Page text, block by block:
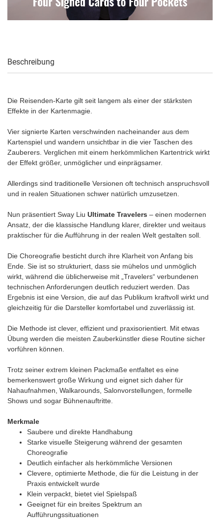
Beschreibung
Die Reisenden-Karte gilt seit langem als einer der stärksten
Effekte in der Kartenmagie.
Vier signierte Karten verschwinden nacheinander aus dem
Kartenspiel und wandern unsichtbar in die vier Taschen des
Zauberers. Verglichen mit einem herkömmlichen Kartentrick wirkt
der Effekt größer, unmöglicher und einprägsamer.
Allerdings sind traditionelle Versionen oft technisch anspruchsvoll
und in realen Situationen schwer natürlich umzusetzen.
Nun präsentiert Sway Liu Ultimate Travelers – einen modernen
Ansatz, der die klassische Handlung klarer, direkter und weitaus
praktischer für die Aufführung in der realen Welt gestalten soll.
Die Choreografie besticht durch ihre Klarheit von Anfang bis
Ende. Sie ist so strukturiert, dass sie mühelos und unmöglich
wirkt, während die üblicherweise mit „Travelers“ verbundenen
technischen Anforderungen deutlich reduziert werden. Das
Ergebnis ist eine Version, die auf das Publikum kraftvoll wirkt und
gleichzeitig für die Darsteller komfortabel und zuverlässig ist.
Die Methode ist clever, effizient und praxisorientiert. Mit etwas
Übung werden die meisten Zauberkünstler diese Routine sicher
vorführen können.
Trotz seiner extrem kleinen Packmaße entfaltet es eine
bemerkenswert große Wirkung und eignet sich daher für
Nahaufnahmen, Walkarounds, Salonvorstellungen, formelle
Shows und sogar Bühnenauftritte.
Merkmale
Saubere und direkte Handhabung
Starke visuelle Steigerung während der gesamten
Choreografie
Deutlich einfacher als herkömmliche Versionen
Clevere, optimierte Methode, die für die Leistung in der
Praxis entwickelt wurde
Klein verpackt, bietet viel Spielspaß
Geeignet für ein breites Spektrum an
Aufführungssituationen